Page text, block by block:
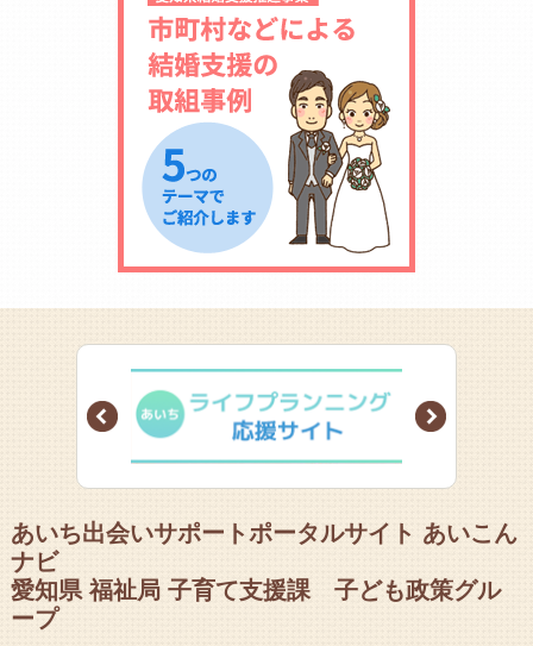
Prev Next
あいち出会いサポートポータルサイト あいこん
ナビ
愛知県 福祉局 子育て支援課 子ども政策グル
ープ